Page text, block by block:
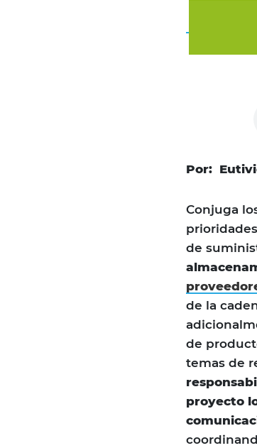
Por:
Conjuga
de
de la
de
temas de
proyecto